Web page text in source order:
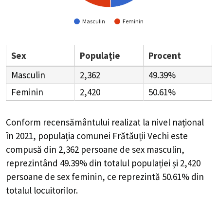
Masculin Feminin
Sex Populație
Procent
Masculin
2,362
49.39%
Feminin
2,420 50.61%
Conform recensământului realizat la nivel național
în 2021, populația comunei Frătăuții Vechi este
compusă din 2,362 persoane de sex masculin,
reprezintând 49.39% din totalul populației și 2,420
persoane de sex feminin, ce reprezintă 50.61% din
totalul locuitorilor.